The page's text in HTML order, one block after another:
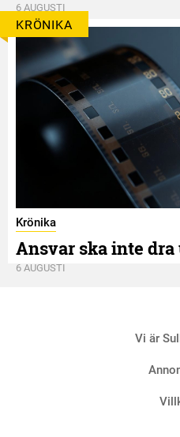
6 AUGUSTI
KRÖNIKA
Krönika
Ansvar ska inte
6 AUGUSTI
Vi är